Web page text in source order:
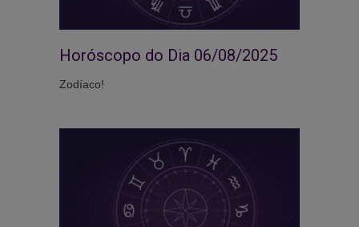
Horóscopo do Dia 06/08/2025
Zodíaco!